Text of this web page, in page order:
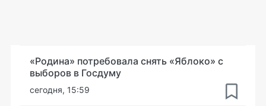
«Родина» потребовала снять «Яблоко» с
выборов в Госдуму
сегодня, 15:59